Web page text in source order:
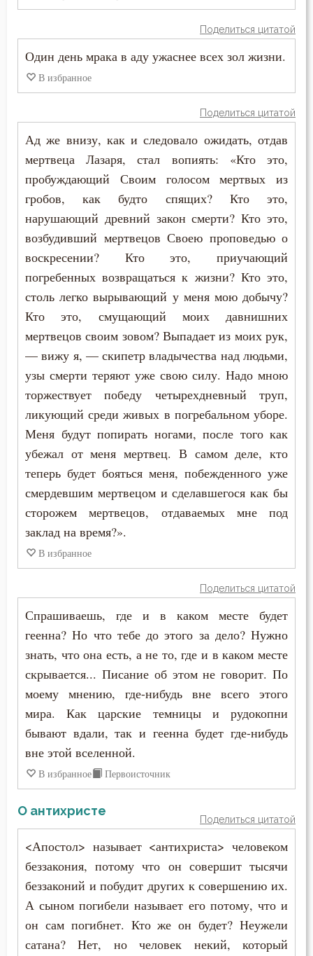
Слава
Сладострастие
Сластолюбие
Слезы
Служение Богу
Слух
Смертная память
Смерть детей
Смерть душевная
Смех
Смирение
Снисхождение
Соблазн
Совершенство
Созерцание
Сокрушение
Сострадание
Сотворение мира
Спасение
Спаситель
Сплетни
Спокойствие
Справедливость
Сребролюбие
Поделиться цитатой
Один день мрака в аду ужаснее всех зол жизни.
В избранное
Поделиться цитатой
Ад же внизу, как и следовало ожидать, отдав
мертвеца Лазаря, стал вопиять: «Кто это,
пробуждающий Своим голосом мертвых из
гробов, как будто спящих? Кто это,
нарушающий древний закон смерти? Кто это,
возбудивший мертвецов Своею проповедью о
воскресении? Кто это, приучающий
погребенных возвращаться к жизни? Кто это,
столь легко вырывающий у меня мою добычу?
Кто это, смущающий моих давнишних
мертвецов своим зовом? Выпадает из моих рук,
— вижу я, — скипетр владычества над людьми,
узы смерти теряют уже свою силу. Надо мною
торжествует победу четырехдневный труп,
ликующий среди живых в погребальном уборе.
Меня будут попирать ногами, после того как
убежал от меня мертвец. В самом деле, кто
теперь будет бояться меня, побежденного уже
смердевшим мертвецом и сделавшегося как бы
сторожем мертвецов, отдаваемых мне под
заклад на время?».
В избранное
Поделиться цитатой
Спрашиваешь, где и в каком месте будет
геенна? Но что тебе до этого за дело? Нужно
знать, что она есть, а не то, где и в каком месте
скрывается... Писание об этом не говорит. По
моему мнению, где-нибудь вне всего этого
мира. Как царские темницы и рудокопни
бывают вдали, так и геенна будет где-нибудь
вне этой вселенной.
В избранное Первоисточник
О антихристе
Поделиться цитатой
<Апостол> называет <антихриста> человеком
беззакония, потому что он совершит тысячи
беззаконий и побудит других к совершению их.
А сыном погибели называет его потому, что и
он сам погибнет. Кто же он будет? Неужели
сатана? Нет, но человек некий, который